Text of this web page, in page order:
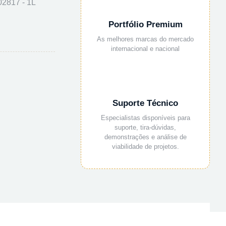
- 1L
Portfólio Premium
As melhores marcas do mercado
internacional e nacional
Suporte Técnico
Especialistas disponíveis para
suporte, tira-dúvidas,
demonstrações e análise de
viabilidade de projetos.